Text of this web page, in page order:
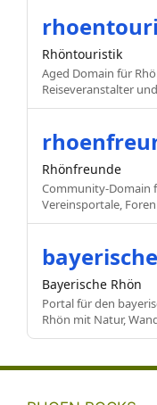
Rhöntouristik
Aged Domain für
Reiseveranstalter
Rhönfreunde
Community-Domain
Vereinsportale,
Bayerische Rhön
Portal für den
Rhön mit Natur,